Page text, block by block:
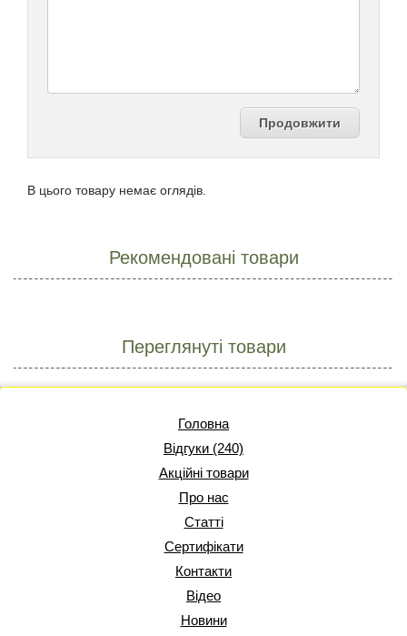
Продовжити
В цього товару немає оглядів.
Рекомендовані товари
Переглянуті товари
Головна
Відгуки (240)
Акційні товари
Про нас
Статті
Сертифікати
Контакти
Відео
Новини